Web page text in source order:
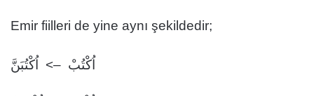
Emir fiilleri de yine aynı şekildedir;
اُكْتُبْ –> اُكْتُبَنَّ